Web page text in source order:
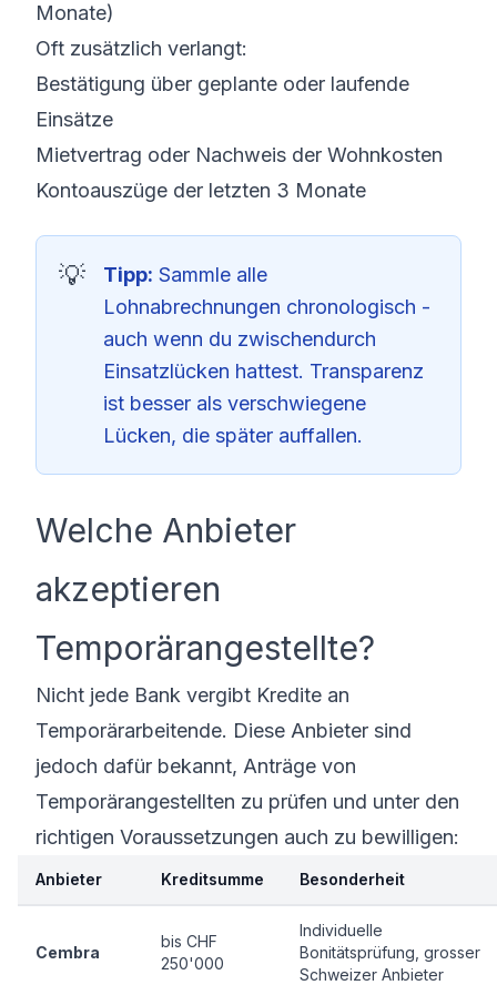
Monate)
Oft zusätzlich verlangt:
Bestätigung über geplante oder laufende
Einsätze
Mietvertrag oder Nachweis der Wohnkosten
Kontoauszüge der letzten 3 Monate
Tipp: Sammle alle
Lohnabrechnungen chronologisch -
auch wenn du zwischendurch
Einsatzlücken hattest. Transparenz
ist besser als verschwiegene
Lücken, die später auffallen.
Welche Anbieter
akzeptieren
Temporärangestellte?
Nicht jede Bank vergibt Kredite an
Temporärarbeitende. Diese Anbieter sind
jedoch dafür bekannt, Anträge von
Temporärangestellten zu prüfen und unter den
richtigen Voraussetzungen auch zu bewilligen:
Anbieter Kreditsumme Besonderheit
Cembra
bis CHF
250'000
Individuelle
Bonitätsprüfung, grosser
Schweizer Anbieter